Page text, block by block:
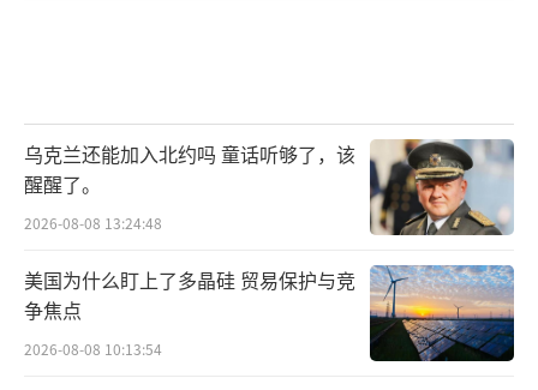
乌克兰还能加入北约吗 童话听够了，该
醒醒了。
2026-08-08 13:24:48
美国为什么盯上了多晶硅 贸易保护与竞
争焦点
2026-08-08 10:13:54